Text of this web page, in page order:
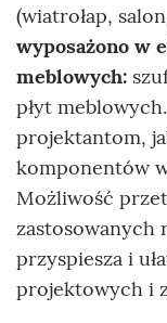
(wiatrołap,
wyposażono w
meblowych:
płyt
projektantom,
komponentów
Możliwość
zastosowanych
przyspiesza i
projektowych i